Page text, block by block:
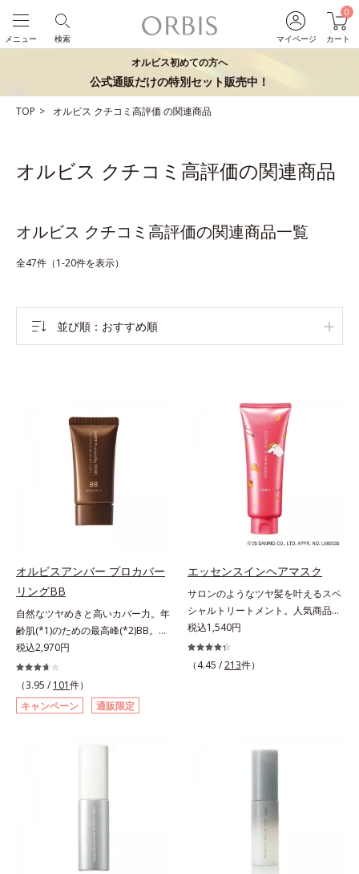
マイページ
0
カート
検索
メニュー
オルビス初めての方へ
公式通販だけの特別セット販売中！
TOP オルビス クチコミ高評価 の関連商品
オルビス クチコミ高評価の関連商品
オルビス クチコミ高評価の関連商品一覧
全47件（1-20件を表示）
並び順 おすすめ順
オルビスアンバー プロカバー
リングBB
自然なツヤめきと高いカバー力。年
齢肌(*1)のための最高峰(*2)BB。年
齢肌(*1)のための最高峰(*2)BBクリ
ームです。肌のアラを光でふわりと
とばし、くすみや凹凸も軽やかにカ
バー。さらに厚みのあるテクスチャ
ーが均一にのび広がり、しっかりカ
す。年齢肌による黄ぐすみや血色の
れ1本で、日中美容クリーム・日焼
け止め・化粧下地・カラーコントロ
ール・コンシーラー・パウダー・フ
ァンデーションの7役を兼ねる多機
能BB。慌ただしい朝でもパパッと
税込2,970円
（3.95 / 101件）
キャンペーン
通販限定
エッセンスインヘアマスク
サロンのようなツヤ髪を叶えるスペ
シャルトリートメント。人気商品
「エッセンスインヘアミルク」と同
じシリーズの、お風呂で美しいツヤ
髪を叶えるスペシャルヘアマスクで
し(*3)ます。お風呂でシャンプー後
に適量を髪になじませ、置き時間は
0秒。なじませてすぐに洗い流す手
軽さで、毛先までするんっとまとま
税込1,540円
（4.45 /213件）